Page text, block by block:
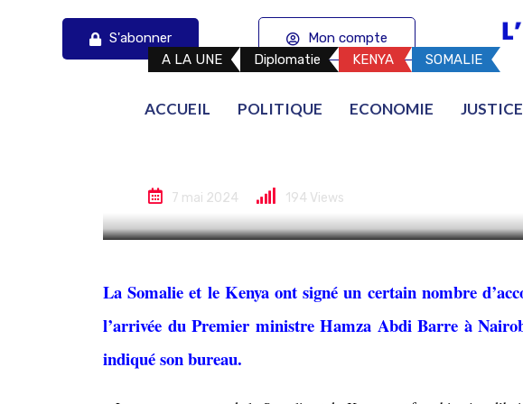
S'abonner Mon compte
ACCUEIL POLITIQUE ECONOMIE JUSTICE
A LA UNE Diplomatie KENYA SOMALIE
Le Kenya et la
7 mai 2024 194 Views
La Somalie et le Kenya ont signé un certain nombre
l’arrivée du Premier ministre Hamza Abdi Barre à
indiqué son bureau.